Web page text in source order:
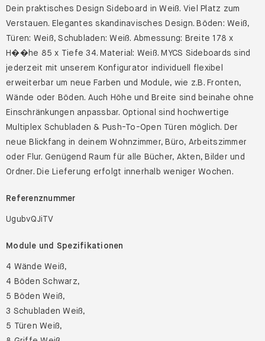
Dein praktisches Design Sideboard in Weiß. Viel Platz zum
Verstauen. Elegantes skandinavisches Design. Böden: Weiß,
Türen: Weiß, Schubladen: Weiß. Abmessung: Breite 178 x
H��he 85 x Tiefe 34. Material: Weiß. MYCS Sideboards sind
jederzeit mit unserem Konfigurator individuell flexibel
erweiterbar um neue Farben und Module, wie z.B. Fronten,
Wände oder Böden. Auch Höhe und Breite sind beinahe ohne
Einschränkungen anpassbar. Optional sind hochwertige
Multiplex Schubladen & Push-To-Open Türen möglich. Der
neue Blickfang in deinem Wohnzimmer, Büro, Arbeitszimmer
oder Flur. Genügend Raum für alle Bücher, Akten, Bilder und
Ordner. Die Lieferung erfolgt innerhalb weniger Wochen.
Referenznummer
UgubvQJiTV
Module und Spezifikationen
4 Wände Weiß,
4 Böden Schwarz,
5 Böden Weiß,
3 Schubladen Weiß,
5 Türen Weiß,